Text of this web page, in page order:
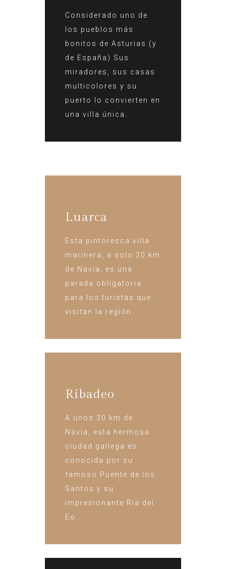
Considerado uno de
los pueblos más
bonitos de Asturias (y
de España) Sus
miradores, sus casas
multicolores y su
puerto lo convierten en
una villa única.
Luarca
Esta pintoresca villa
marinera, a solo 20 km
de Navia, es una
parada obligatoria
para los turistas que
visitan la región.
Ribadeo
A unos 30 km de
Navia, esta hermosa
ciudad gallega es
conocida por su
famoso Puente de los
Santos y su
impresionante Ría del
Eo.